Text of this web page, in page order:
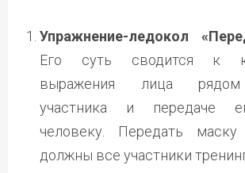
Упражнение-ледокол
Его суть сводится к
выражения лица
участника и передаче
человеку. Передать
должны все участники